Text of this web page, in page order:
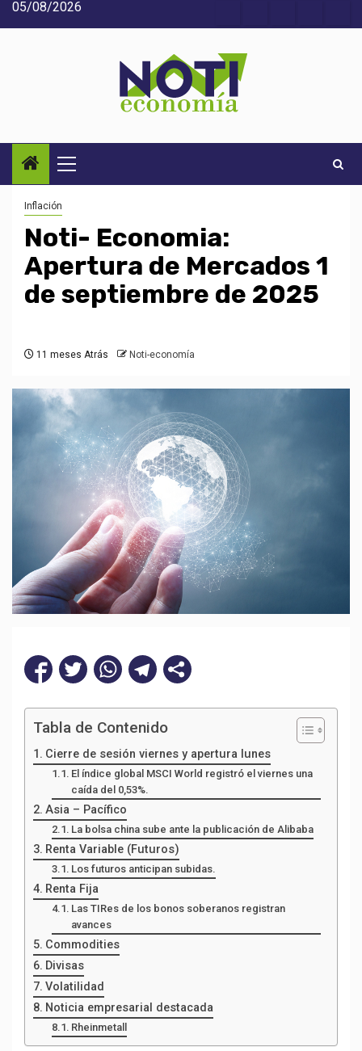
Saltar
al
05/08/2026
Noti-
economía
Menú
principal
Inflación
Noti- Economia:
Apertura de Mercados 1
de septiembre de 2025
11 meses Atrás Noti-economía
Tabla de Contenido
Cierre de sesión viernes y apertura lunes
El índice global MSCI World registró el viernes una
caída del 0,53%.
Asia – Pacífico
La bolsa china sube ante la publicación de Alibaba
Renta Variable (Futuros)
Los futuros anticipan subidas.
Renta Fija
Las TIRes de los bonos soberanos registran
avances
Commodities
Divisas
Volatilidad
Noticia empresarial destacada
Rheinmetall